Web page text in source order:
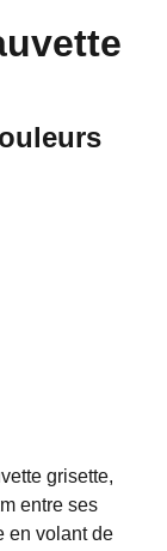
grisette,
entre ses
en volant de